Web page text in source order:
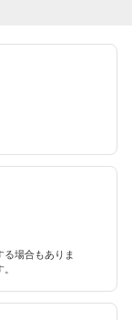
る場合もありま